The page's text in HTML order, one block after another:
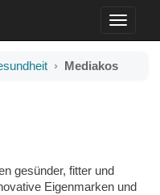
Toggle
Mediakos
gesünder, fitter und
Eigenmarken und